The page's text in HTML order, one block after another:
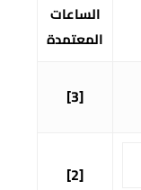
الساعات
المعتمدة
[3]
[2]